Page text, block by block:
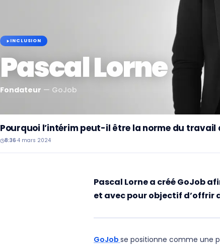
INCLUSION
Pascal Lorne
Fondateur — GoJob
Pourquoi l’intérim peut-il être la norme du travail
8:36·4 mars 2024
Pascal Lorne a créé GoJob
et avec pour objectif d’offrir
GoJob se positionne comme une